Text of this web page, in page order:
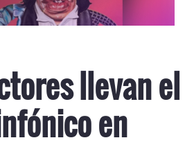
llevan el
en